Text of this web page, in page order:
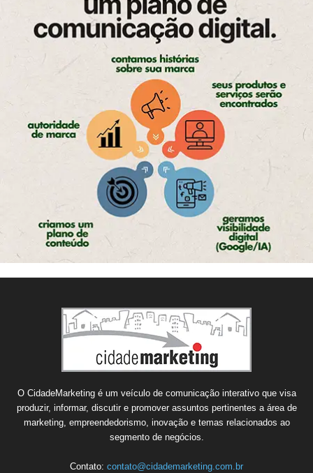
O CidadeMarketing é um veículo de comunicação interativo que visa
produzir, informar, discutir e promover assuntos pertinentes a área de
marketing, empreendedorismo, inovação e temas relacionados ao
segmento de negócios.
Contato: contato@cidademarketing.com.br